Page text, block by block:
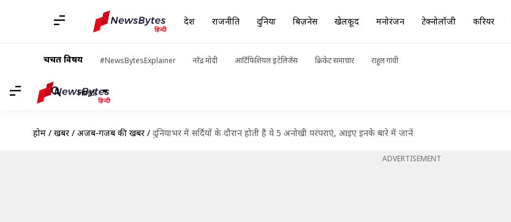
देश राजनीति दुनिया बिज़नेस खेलकूद मनोरंजन टेक्नोलॉजी करियर
चर्चित विषय #NewsBytesExplainer नरेंद्र मोदी आर्टिफिशियल इंटेलिजेंस क्रिकेट समाचार राहुल गांधी
Hindi
होम / खबरें / अजब-गजब की खबरें / दुनियाभर में सर्दियों के दौरान होती हैं ये 5 अनोखी परंपराएं, आइए इनके बारे में जानें
ADVERTISEMENT